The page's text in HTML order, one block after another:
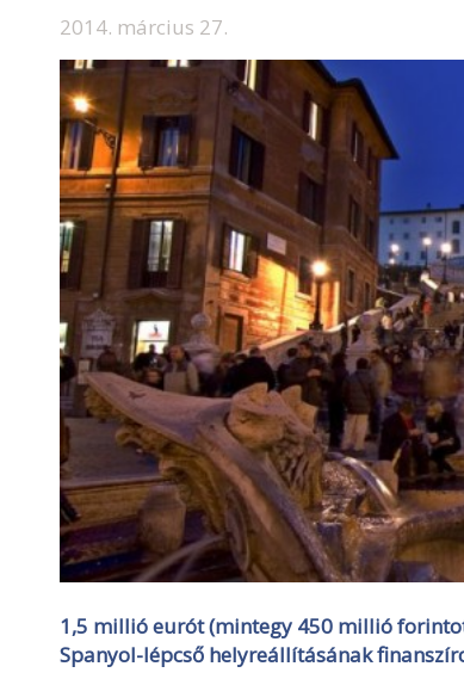
2014. március 27.
1,5 millió eurót (mintegy 450 millió
Spanyol-lépcső helyreállításának